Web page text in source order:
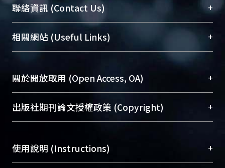
臺大位居世界頂尖大學之列，為永久珍藏及向國際
展現本校豐碩的研究成果及學術能量，圖書館整合
機構典藏（NTUR）與學術庫（AH）不同功能平
台，成為臺大學術典藏NTU scholars。期能整合研
究能量、促進交流合作、保存學術產出、推廣研究
成果。
To permanently archive and promote researcher
profiles and scholarly works, Library integrates the
services of “NTU Repository” with “Academic
聯絡資訊 (Contact Us) +
總館學科館員(Main Library)
醫學圖書館學科館員(Medical Library)
(Social
Sciences Library)
相關網站 (Useful Links) +
關於開放取用 (Open Access, OA) +
開放取用是從使用者角度提升資訊取用性的社會運
動，應用在學術研究上是透過將研究著作公開供使
用逐年攀升。同時可加速研究發展、提升研究影響
出版社期刊論文授權政策 (Copyright) +
含部分內容的版權非匯入者所有，或由第三方贊
助與合作完成，請確認該版權所有者及第三方同
使用說明 (Instructions) +